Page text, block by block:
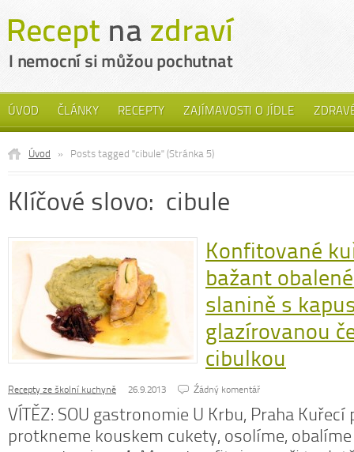
ÚVOD ČLÁNKY RECEPTY ZAJÍMAVOSTI O JÍDLE
Úvod » Posts tagged "cibule" (Stránka 5)
Klíčové slovo: cibule
Konfitované
bažant
slanině s
glazírovanou
cibulkou
Recepty ze školní kuchyně 26.9.2013 Źádný komentář
VÍTĚZ: SOU gastronomie U Krbu, Praha
protkneme kouskem cukety, osolíme,